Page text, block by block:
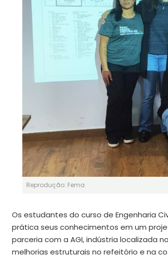
Reprodução: Fema
Os estudantes do curso de Engenharia
prática seus conhecimentos em um
parceria com a AGI, indústria localizada
melhorias estruturais no refeitório e na